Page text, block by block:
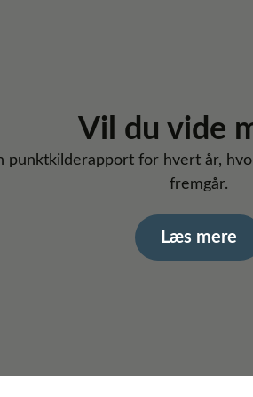
Vil du vide
punktkilderapport for hvert år,
fremgår.
Læs mere